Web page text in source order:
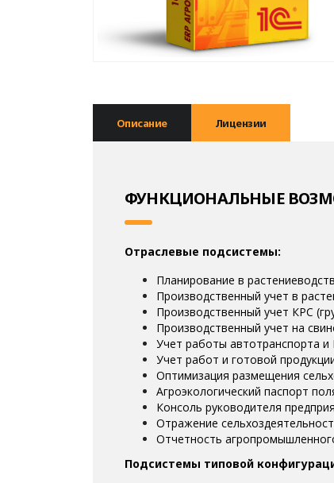
Описание Лицензии
ФУНКЦИОНАЛЬНЫЕ
Отраслевые подсистемы:
Планирование в
Производственный учет в
Производственный учет КРС
Производственный учет на
Учет работы автотранспорта
Учет работ и готовой
Оптимизация размещения
Агроэкологический паспорт
Консоль руководителя
Отражение
Отчетность
Подсистемы типовой